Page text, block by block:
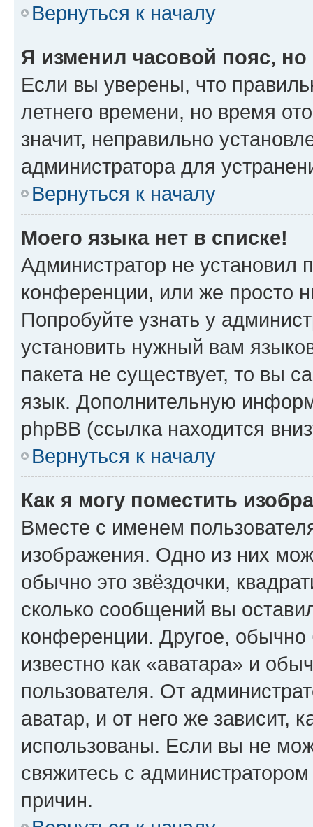
Вернуться к началу
Я изменил часовой пояс,
Если вы уверены, что
летнего времени, но время
значит, неправильно
администратора для
Вернуться к началу
Моего языка нет в списке!
Администратор не установил
конференции, или же просто
Попробуйте узнать у
установить нужный вам
пакета не существует, то вы
язык. Дополнительную
phpBB (ссылка находится
Вернуться к началу
Как я могу поместить
Вместе с именем
изображения. Одно из них
обычно это звёздочки,
сколько сообщений вы
конференции. Другое,
известно как «аватара» и
пользователя. От
аватар, и от него же зависит,
использованы. Если вы не
свяжитесь с
причин.